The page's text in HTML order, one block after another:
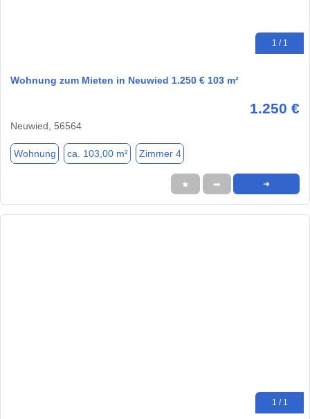
1 / 1
Wohnung zum Mieten in Neuwied 1.250 € 103 m²
1.250 €
Neuwied, 56564
Wohnung ca. 103,00 m² Zimmer 4
★ ➦ ➜
1 / 1